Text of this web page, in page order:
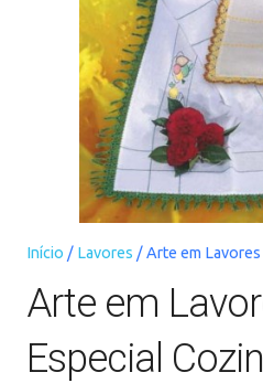
Ajuda / Informações
Contactos
Início / Lavores / Arte em
Arte em
Especial